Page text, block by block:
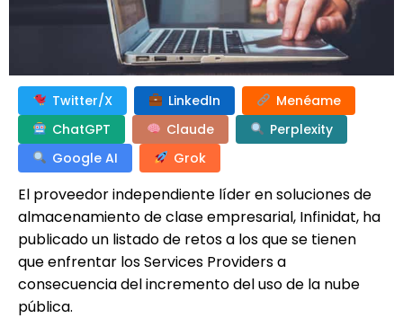
Twitter/X LinkedIn
Menéame
ChatGPT
Claude
Perplexity
Google AI
Grok
El proveedor independiente líder en soluciones de
almacenamiento de clase empresarial, Infinidat, ha
publicado un listado de retos a los que se tienen
que enfrentar los Services Providers a
consecuencia del incremento del uso de la nube
pública.